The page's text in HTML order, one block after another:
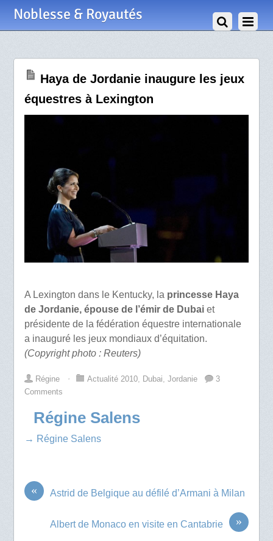
Noblesse & Royautés
Haya de Jordanie inaugure les jeux
équestres à Lexington
A Lexington dans le Kentucky, la princesse Haya
de Jordanie, épouse de l’émir de Dubaiet
présidente de la fédération équestre internationale
a inauguré les jeux mondiaux d’équitation.
(Copyright photo : Reuters)
Régine ⋅ Actualité 2010, Dubai, Jordanie
3
Comments
Régine Salens
→ Régine Salens
« Astrid de Belgique au défilé d’Armani à Milan
»
Albert de Monaco en visite en Cantabrie